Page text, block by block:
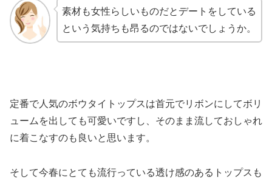
素材も女性らしいものだとデートをしている
という気持ちも昂るのではないでしょうか。
定番で人気のボウタイトップスは首元でリボンにしてボリ
ュームを出しても可愛いですし、そのまま流しておしゃれ
に着こなすのも良いと思います。
そして今春にとても流行っている透け感のあるトップスも